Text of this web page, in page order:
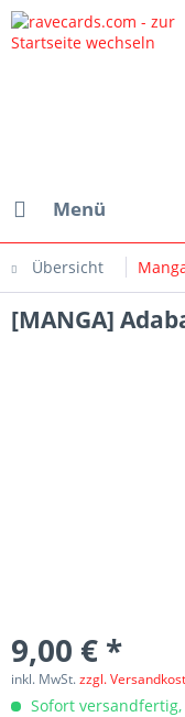
Menü
Übersicht
[MANGA]
9,00 € *
inkl. MwSt.zzgl.
Sofort